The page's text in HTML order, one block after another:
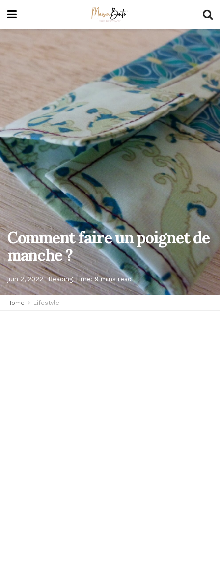
Comment faire un poignet de
manche ?
juin 2, 2022 Reading Time: 9 mins read
Home Lifestyle